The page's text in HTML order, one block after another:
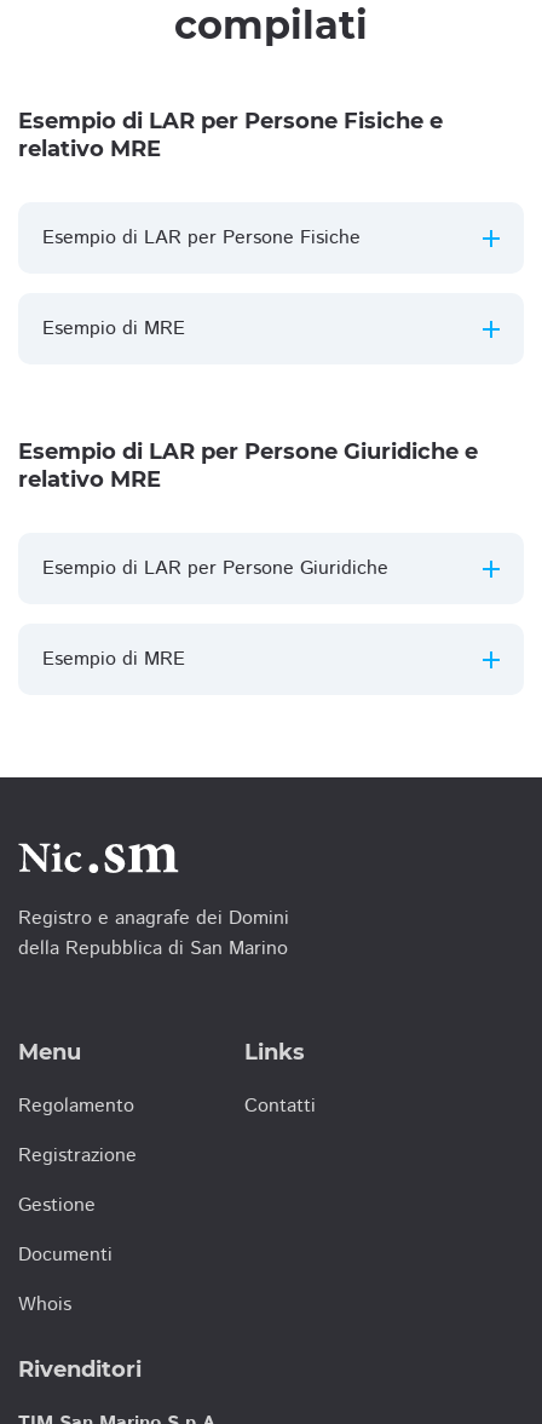
compilati
Esempio di LAR per Persone Fisiche e
relativo MRE
Esempio di LAR per Persone Fisiche
Esempio di MRE
Esempio di LAR per Persone Giuridiche e
relativo MRE
Esempio di LAR per Persone Giuridiche
Esempio di MRE
Registro e anagrafe dei Domini
della Repubblica di San Marino
Menu
Regolamento
Registrazione
Gestione
Documenti
Whois
Links
Contatti
Rivenditori